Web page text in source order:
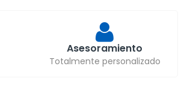
Asesoramiento
Totalmente personalizado